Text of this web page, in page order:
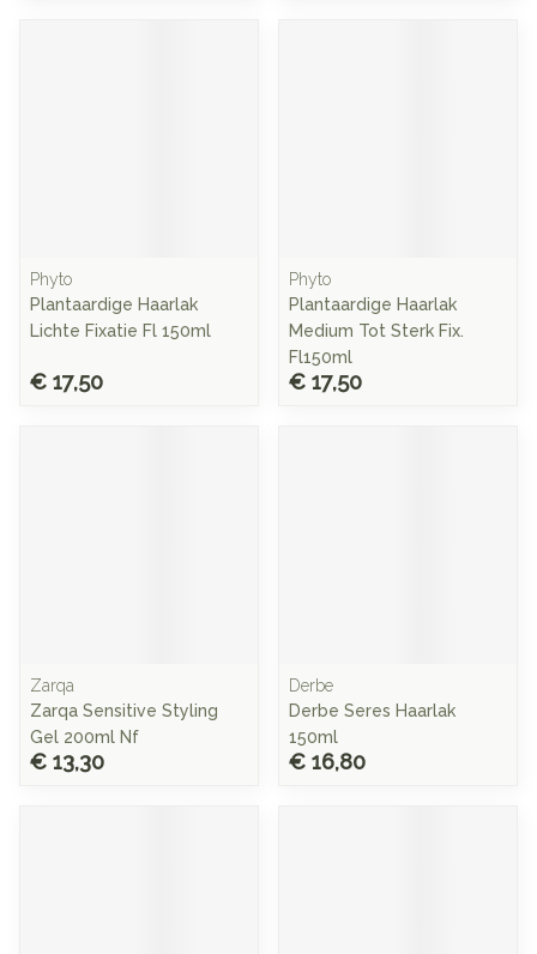
Phyto
Plantaardige Haarlak
Lichte Fixatie Fl 150ml
€ 17,50
Phyto
Plantaardige Haarlak
Medium Tot Sterk Fix.
Fl150ml
€ 17,50
Zarqa
Zarqa Sensitive Styling
Gel 200ml Nf
€ 13,30
Derbe
Derbe Seres Haarlak
150ml
€ 16,80